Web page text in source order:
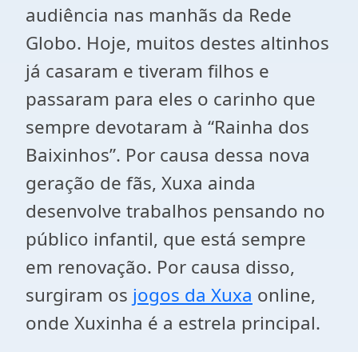
audiência nas manhãs da Rede
Globo. Hoje, muitos destes altinhos
já casaram e tiveram filhos e
passaram para eles o carinho que
sempre devotaram à “Rainha dos
Baixinhos”. Por causa dessa nova
geração de fãs, Xuxa ainda
desenvolve trabalhos pensando no
público infantil, que está sempre
em renovação. Por causa disso,
surgiram os jogos da Xuxa online,
onde Xuxinha é a estrela principal.